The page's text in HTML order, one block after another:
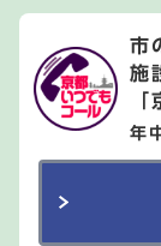
市
施
年